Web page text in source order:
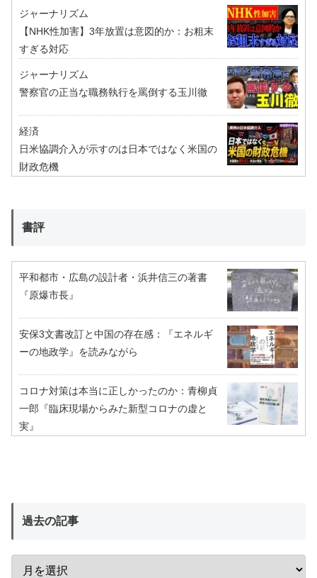
ジャーナリズム
【NHK性加害】3年放置は意図的か：お粗末
すぎる対応
ジャーナリズム
警察官の正当な職務執行を罵倒する玉川徹
経済
日米協調介入が示すのは日本ではなく米国の
財政危機
書評
平和都市・広島の設計者・浜井信三の著書
『原爆市長』
安保3文書改訂と中国の存在感：『エネルギ
ーの地政学』を読みながら
コロナ対策は本当に正しかったのか：青柳貞
一郎『臨床現場からみた新型コロナの虚と
実』
過去の記事